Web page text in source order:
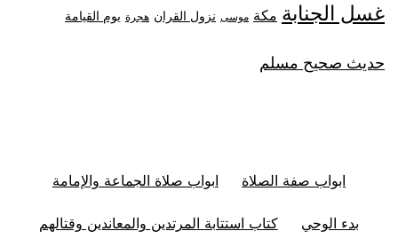
غسل الجنابة مكة موسى نزول القران هجرة يوم القيامة
حديث صحيح مسلم
ابواب صفة الصلاة ابواب صلاة الجماعة والإمامة
بدء الوحي كتاب استتابة المرتدين والمعاندين وقتالهم